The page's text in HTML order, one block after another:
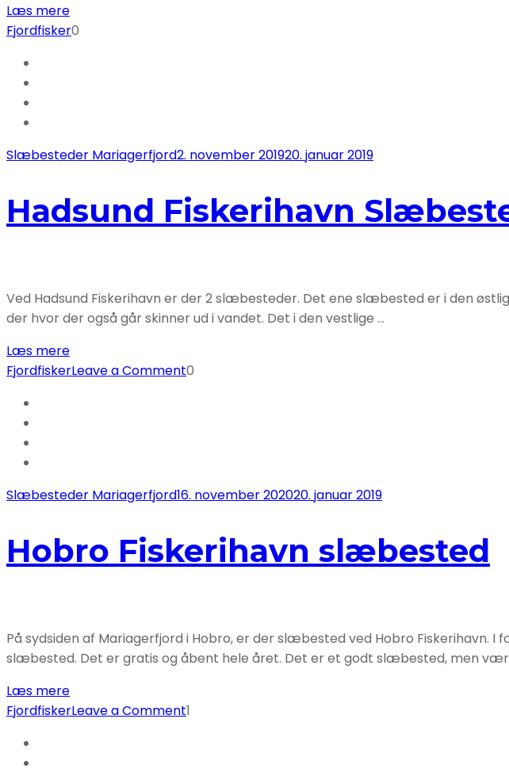
Læs mere
Fjordfisker0
Slæbesteder Mariagerfjord2. november 201920. januar 2019
Hadsund Fiskerihavn
Ved Hadsund Fiskerihavn er der 2 slæbesteder. Det ene slæbested er i den
der hvor der også går skinner ud i vandet. Det i den vestlige …
Læs mere
FjordfiskerLeave a Commenton
0
Slæbesteder Mariagerfjord16. november 202020. januar 2019
Hobro Fiskerihavn slæbested
På sydsiden af Mariagerfjord i Hobro, er der slæbested ved Hobro Fiskerihavn.
slæbested. Det er gratis og åbent hele året. Det er et godt slæbested, men
Læs mere
FjordfiskerLeave a Commenton
1